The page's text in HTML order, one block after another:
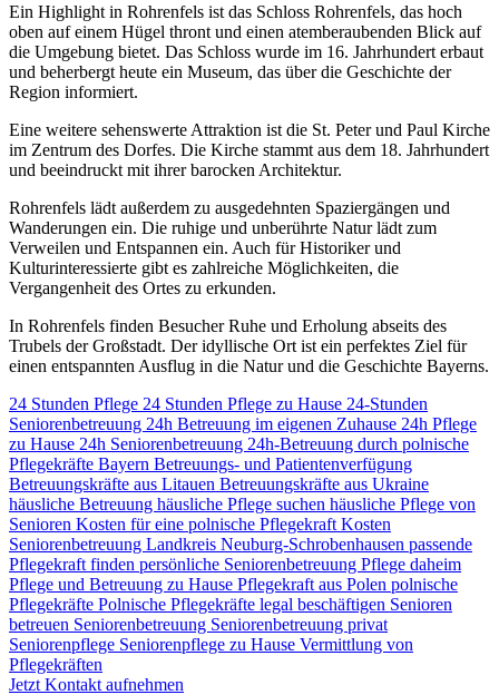
Ein Highlight in Rohrenfels ist das Schloss Rohrenfels, das hoch
oben auf einem Hügel thront und einen atemberaubenden Blick auf
die Umgebung bietet. Das Schloss wurde im 16. Jahrhundert erbaut
und beherbergt heute ein Museum, das über die Geschichte der
Region informiert.
Eine weitere sehenswerte Attraktion ist die St. Peter und Paul Kirche
im Zentrum des Dorfes. Die Kirche stammt aus dem 18. Jahrhundert
und beeindruckt mit ihrer barocken Architektur.
Rohrenfels lädt außerdem zu ausgedehnten Spaziergängen und
Wanderungen ein. Die ruhige und unberührte Natur lädt zum
Verweilen und Entspannen ein. Auch für Historiker und
Kulturinteressierte gibt es zahlreiche Möglichkeiten, die
Vergangenheit des Ortes zu erkunden.
In Rohrenfels finden Besucher Ruhe und Erholung abseits des
Trubels der Großstadt. Der idyllische Ort ist ein perfektes Ziel für
einen entspannten Ausflug in die Natur und die Geschichte Bayerns.
24 Stunden Pflege 24 Stunden Pflege zu Hause 24-Stunden
Seniorenbetreuung 24h Betreuung im eigenen Zuhause 24h Pflege
zu Hause 24h Seniorenbetreuung 24h-Betreuung durch polnische
Pflegekräfte Bayern Betreuungs- und Patientenverfügung
Betreuungskräfte aus Litauen Betreuungskräfte aus Ukraine
häusliche Betreuung häusliche Pflege suchen häusliche Pflege von
Senioren Kosten für eine polnische Pflegekraft Kosten
Seniorenbetreuung Landkreis Neuburg-Schrobenhausen passende
Pflegekraft finden persönliche Seniorenbetreuung Pflege daheim
Pflege und Betreuung zu Hause Pflegekraft aus Polen polnische
Pflegekräfte Polnische Pflegekräfte legal beschäftigen Senioren
betreuen Seniorenbetreuung Seniorenbetreuung privat
Seniorenpflege Seniorenpflege zu Hause Vermittlung von
Pflegekräften
Jetzt Kontakt aufnehmen